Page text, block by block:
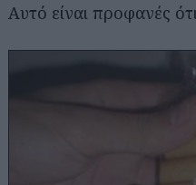
Αυτό είναι προφανές ότι